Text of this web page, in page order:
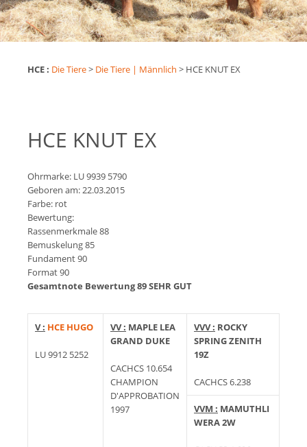
HCE : Die Tiere> Die Tiere | Männlich > HCE KNUT EX
HCE KNUT EX
Ohrmarke: LU 9939 5790
Geboren am: 22.03.2015
Farbe: rot
Bewertung:
Rassenmerkmale 88
Bemuskelung 85
Fundament 90
Format 90
Gesamtnote Bewertung 89 SEHR GUT
V : HCE HUGO
LU 9912 5252
VV : MAPLE LEA
GRAND DUKE
CACHCS 10.654
CHAMPION
D'APPROBATION
1997
VVV : ROCKY
SPRING ZENITH
19Z
CACHCS 6.238
VVM : MAMUTHLI
WERA 2W